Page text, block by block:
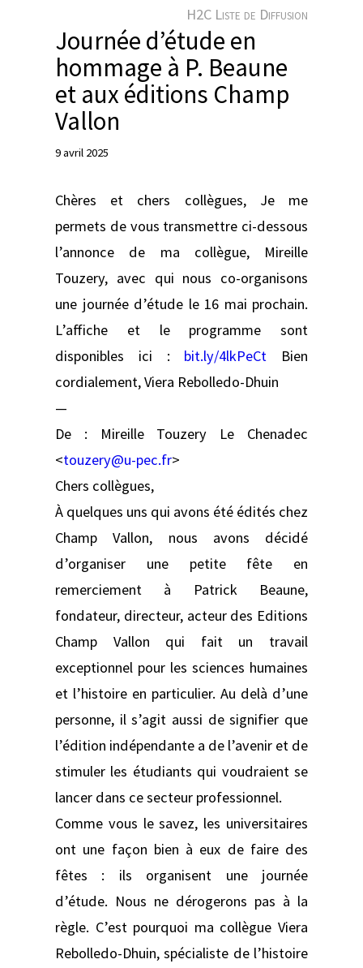
H2C Liste de Diffusion
Journée d’étude en
hommage à P. Beaune
et aux éditions Champ
Vallon
9 avril 2025
Chères et chers collègues, Je me
permets de vous transmettre ci-dessous
l’annonce de ma collègue, Mireille
Touzery, avec qui nous co-organisons
une journée d’étude le 16 mai prochain.
L’affiche et le programme sont
disponibles ici : bit.ly/4lkPeCt Bien
cordialement, Viera Rebolledo-Dhuin
—
De : Mireille Touzery Le Chenadec
<touzery@u-pec.fr>
Chers collègues,
À quelques uns qui avons été édités chez
Champ Vallon, nous avons décidé
d’organiser une petite fête en
remerciement à Patrick Beaune,
fondateur, directeur, acteur des Editions
Champ Vallon qui fait un travail
exceptionnel pour les sciences humaines
et l’histoire en particulier. Au delà d’une
personne, il s’agit aussi de signifier que
l’édition indépendante a de l’avenir et de
stimuler les étudiants qui voudraient se
lancer dans ce secteur professionnel.
Comme vous le savez, les universitaires
ont une façon bien à eux de faire des
fêtes : ils organisent une journée
d’étude. Nous ne dérogerons pas à la
règle. C’est pourquoi ma collègue Viera
Rebolledo-Dhuin, spécialiste de l’histoire